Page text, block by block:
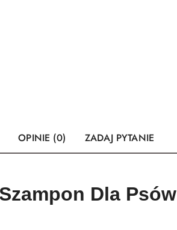
OPINIE (0) ZADAJ PYTANIE
Dla Psów